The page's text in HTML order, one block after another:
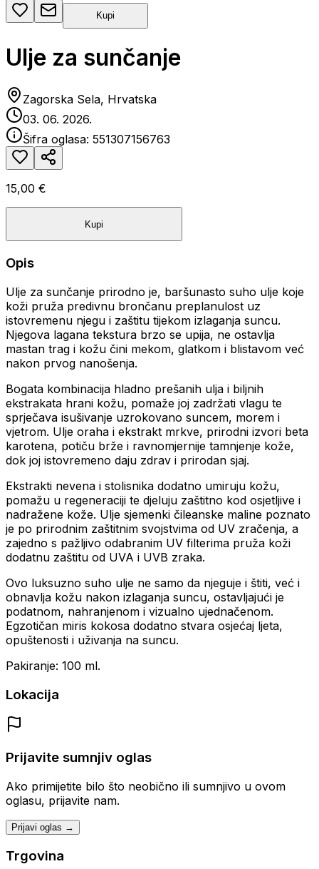
Kupi
Ulje za sunčanje
Zagorska Sela, Hrvatska
03. 06. 2026.
Šifra oglasa: 551307156763
15,00 €
Kupi
Opis
Ulje za sunčanje prirodno je, baršunasto suho ulje koje
koži pruža predivnu brončanu preplanulost uz
istovremenu njegu i zaštitu tijekom izlaganja suncu.
Njegova lagana tekstura brzo se upija, ne ostavlja
mastan trag i kožu čini mekom, glatkom i blistavom već
nakon prvog nanošenja.
Bogata kombinacija hladno prešanih ulja i biljnih
ekstrakata hrani kožu, pomaže joj zadržati vlagu te
sprječava isušivanje uzrokovano suncem, morem i
vjetrom. Ulje oraha i ekstrakt mrkve, prirodni izvori beta
karotena, potiču brže i ravnomjernije tamnjenje kože,
dok joj istovremeno daju zdrav i prirodan sjaj.
Ekstrakti nevena i stolisnika dodatno umiruju kožu,
pomažu u regeneraciji te djeluju zaštitno kod osjetljive i
nadražene kože. Ulje sjemenki čileanske maline poznato
je po prirodnim zaštitnim svojstvima od UV zračenja, a
zajedno s pažljivo odabranim UV filterima pruža koži
dodatnu zaštitu od UVA i UVB zraka.
Ovo luksuzno suho ulje ne samo da njeguje i štiti, već i
obnavlja kožu nakon izlaganja suncu, ostavljajući je
podatnom, nahranjenom i vizualno ujednačenom.
Egzotičan miris kokosa dodatno stvara osjećaj ljeta,
opuštenosti i uživanja na suncu.
Pakiranje: 100 ml.
Lokacija
Prijavite sumnjiv oglas
Ako primijetite bilo što neobično ili sumnjivo u ovom
oglasu, prijavite nam.
Prijavi oglas →
Trgovina